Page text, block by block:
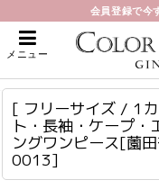
会員登録で今
メニュー
ホーム > ロング・マキシ
[ フリーサイズ / 1カラー
トモード・マキシ丈・ロング
[ フリーサイズ / 1
ト・長袖・ケープ・
ングワンピース[薗
0013]